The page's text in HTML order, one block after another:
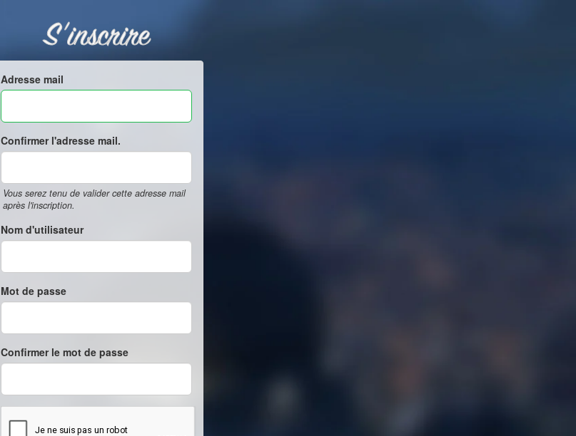
S'inscrire
Adresse mail
Confirmer l'adresse mail.
Vous serez tenu de valider cette adresse mail
après l'inscription.
Nom d'utilisateur
Mot de passe
Confirmer le mot de passe